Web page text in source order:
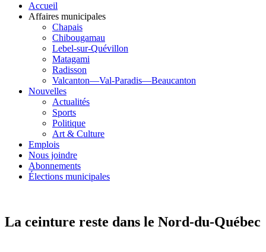
Accueil
Affaires municipales
Chapais
Chibougamau
Lebel-sur-Quévillon
Matagami
Radisson
Valcanton—Val-Paradis—Beaucanton
Nouvelles
Actualités
Sports
Politique
Art & Culture
Emplois
Nous joindre
Abonnements
Élections municipales
La ceinture reste dans le Nord-du-Québec